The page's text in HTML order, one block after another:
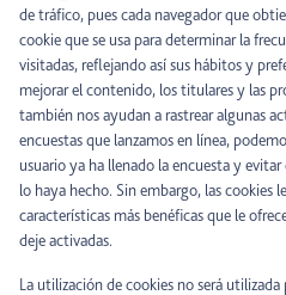
de tráfico, pues cada navegador que
cookie que se usa para determinar la
visitadas, reflejando así sus hábitos y
mejorar el contenido, los titulares y las
también nos ayudan a rastrear algunas
encuestas que lanzamos en línea,
usuario ya ha llenado la encuesta y
lo haya hecho. Sin embargo, las cookies
características más benéficas que le
deje activadas.
La utilización de cookies no será